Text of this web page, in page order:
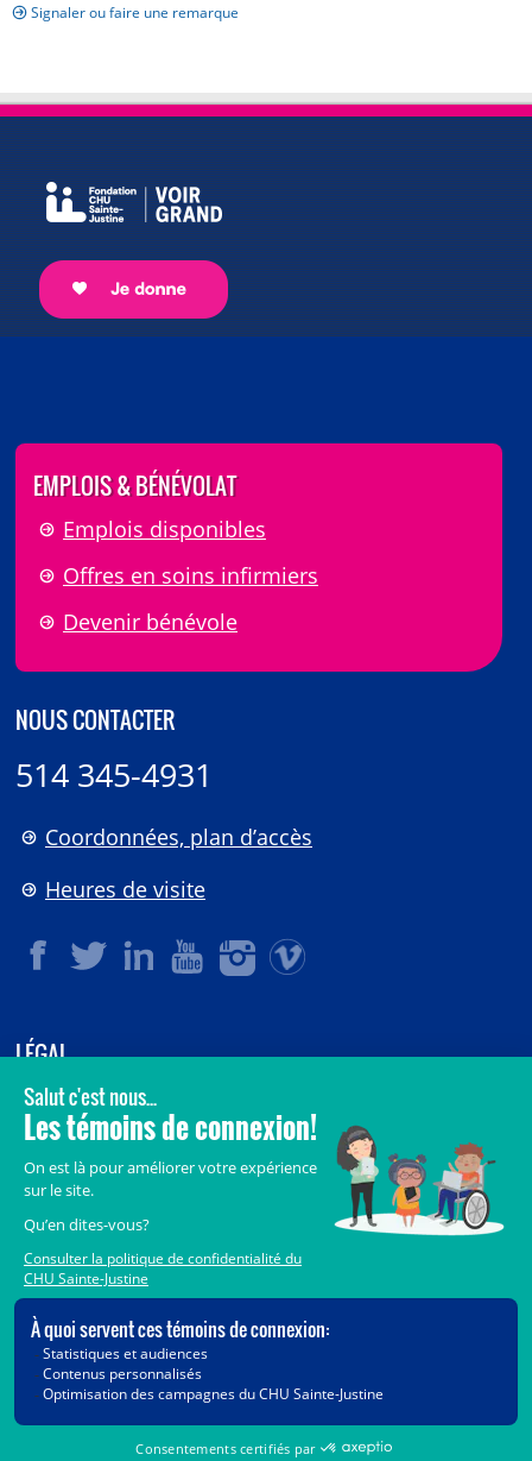
Signaler ou faire une remarque
EMPLOIS & BÉNÉVOLAT
Emplois disponibles
Offres en soins infirmiers
Devenir bénévole
NOUS CONTACTER
514 345-4931
Coordonnées, plan d’accès
Heures de visite
LÉGAL
© 2006-2026CHU Sainte-Justine.
Tous droits réservés.
Crédits
Accès aux documents des organismes publics